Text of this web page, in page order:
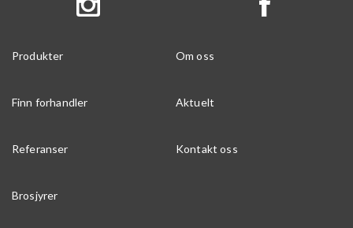
Produkter Om oss
Finn forhandler Aktuelt
Referanser Kontakt oss
Brosjyrer